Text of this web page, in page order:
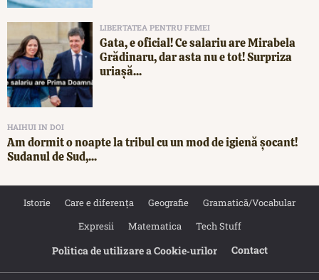
LIBERTATEA PENTRU FEMEI
Gata, e oficial! Ce salariu are Mirabela
Grădinaru, dar asta nu e tot! Surpriza
uriașă...
HAIHUI IN DOI
Am dormit o noapte la tribul cu un mod de igienă șocant!
Sudanul de Sud,...
Istorie Care e diferența Geografie
Gramatică/Vocabular
Expresii
Matematica Tech Stuff
Politica de utilizare a Cookie‐urilor Contact